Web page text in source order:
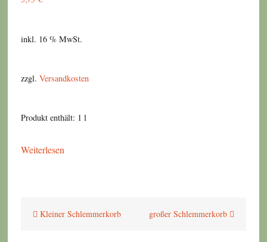
inkl. 16 % MwSt.
zzgl. Versandkosten
Produkt enthält: 1 l
Weiterlesen
Kleiner Schlemmerkorb großer Schlemmerkorb